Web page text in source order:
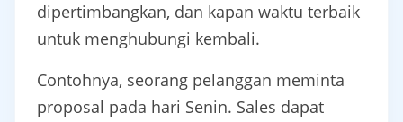
dipertimbangkan, dan kapan waktu terbaik
untuk menghubungi kembali.
Contohnya, seorang pelanggan meminta
proposal pada hari Senin. Sales dapat